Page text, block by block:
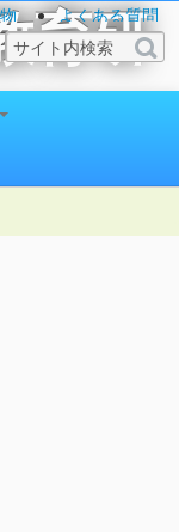
育研
よくある質問